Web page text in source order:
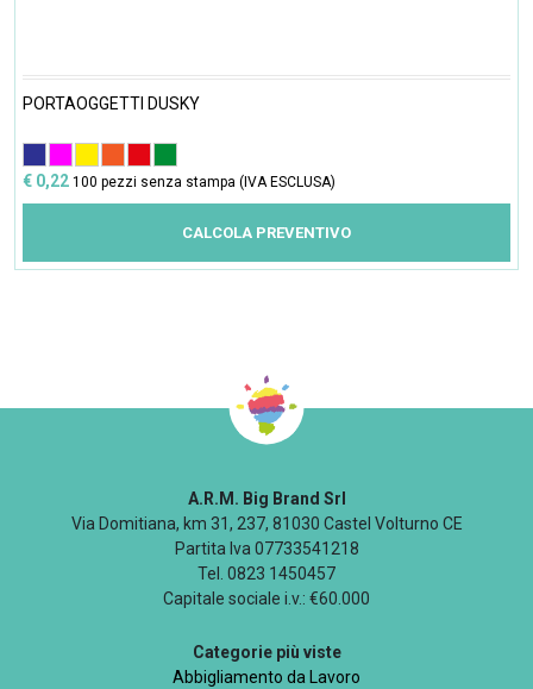
PORTAOGGETTI DUSKY
€ 0,22 100 pezzi senza stampa (IVA ESCLUSA)
CALCOLA PREVENTIVO
A.R.M. Big Brand Srl
Via Domitiana, km 31, 237, 81030 Castel Volturno CE
Partita Iva 07733541218
Tel. 0823 1450457
Capitale sociale i.v.: €60.000
Categorie più viste
Abbigliamento da Lavoro